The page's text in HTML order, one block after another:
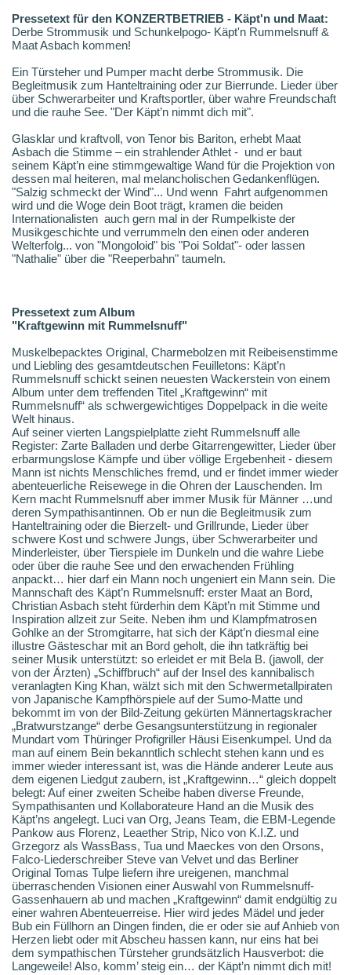
Pressetext für den KONZERTBETRIEB - Käpt'n und Maat:
Derbe Strommusik und Schunkelpogo- Käpt'n Rummelsnuff &
Maat Asbach kommen!
Ein Türsteher und Pumper macht derbe Strommusik. Die
Begleitmusik zum Hanteltraining oder zur Bierrunde. Lieder über
über Schwerarbeiter und Kraftsportler, über wahre Freundschaft
und die rauhe See. "Der Käpt’n nimmt dich mit".
Glasklar und kraftvoll, von Tenor bis Bariton, erhebt Maat
Asbach die Stimme – ein strahlender Athlet - und er baut
seinem Käpt’n eine stimmgewaltige Wand für die Projektion von
dessen mal heiteren, mal melancholischen Gedankenflügen.
"Salzig schmeckt der Wind"... Und wenn Fahrt aufgenommen
wird und die Woge dein Boot trägt, kramen die beiden
Internationalisten auch gern mal in der Rumpelkiste der
Musikgeschichte und verrummeln den einen oder anderen
Welterfolg... von "Mongoloid" bis "Poi Soldat"- oder lassen
"Nathalie" über die "Reeperbahn" taumeln.
Pressetext zum Album
"Kraftgewinn mit Rummelsnuff"
Muskelbepacktes Original, Charmebolzen mit Reibeisenstimme
und Liebling des gesamtdeutschen Feuilletons: Käpt’n
Rummelsnuff schickt seinen neuesten Wackerstein von einem
Album unter dem treffenden Titel „Kraftgewinn“ mit
Rummelsnuff“ als schwergewichtiges Doppelpack in die weite
Welt hinaus.
Auf seiner vierten Langspielplatte zieht Rummelsnuff alle
Register: Zarte Balladen und derbe Gitarrengewitter, Lieder über
erbarmungslose Kämpfe und über völlige Ergebenheit - diesem
Mann ist nichts Menschliches fremd, und er findet immer wieder
abenteuerliche Reisewege in die Ohren der Lauschenden. Im
Kern macht Rummelsnuff aber immer Musik für Männer …und
deren Sympathisantinnen. Ob er nun die Begleitmusik zum
Hanteltraining oder die Bierzelt- und Grillrunde, Lieder über
schwere Kost und schwere Jungs, über Schwerarbeiter und
Minderleister, über Tierspiele im Dunkeln und die wahre Liebe
oder über die rauhe See und den erwachenden Frühling
anpackt… hier darf ein Mann noch ungeniert ein Mann sein. Die
Mannschaft des Käpt’n Rummelsnuff: erster Maat an Bord,
Christian Asbach steht fürderhin dem Käpt’n mit Stimme und
Inspiration allzeit zur Seite. Neben ihm und Klampfmatrosen
Gohlke an der Stromgitarre, hat sich der Käpt’n diesmal eine
illustre Gästeschar mit an Bord geholt, die ihn tatkräftig bei
seiner Musik unterstützt: so erleidet er mit Bela B. (jawoll, der
von der Ärzten) „Schiffbruch“ auf der Insel des kannibalisch
veranlagten King Khan, wälzt sich mit den Schwermetallpiraten
von Japanische Kampfhörspiele auf der Sumo-Matte und
bekommt im von der Bild-Zeitung gekürten Männertagskracher
„Bratwurstzange“ derbe Gesangsunterstützung in regionaler
Mundart vom Thüringer Profigriller Häusi Eisenkumpel. Und da
man auf einem Bein bekanntlich schlecht stehen kann und es
immer wieder interessant ist, was die Hände anderer Leute aus
dem eigenen Liedgut zaubern, ist „Kraftgewinn…“ gleich doppelt
belegt: Auf einer zweiten Scheibe haben diverse Freunde,
Sympathisanten und Kollaborateure Hand an die Musik des
Käpt’ns angelegt. Luci van Org, Jeans Team, die EBM-Legende
Pankow aus Florenz, Leaether Strip, Nico von K.I.Z. und
Grzegorz als WassBass, Tua und Maeckes von den Orsons,
Falco-Liederschreiber Steve van Velvet und das Berliner
Original Tomas Tulpe liefern ihre ureigenen, manchmal
überraschenden Visionen einer Auswahl von Rummelsnuff-
Gassenhauern ab und machen „Kraftgewinn“ damit endgültig zu
einer wahren Abenteuerreise. Hier wird jedes Mädel und jeder
Bub ein Füllhorn an Dingen finden, die er oder sie auf Anhieb von
Herzen liebt oder mit Abscheu hassen kann, nur eins hat bei
dem sympathischen Türsteher grundsätzlich Hausverbot: die
Langeweile! Also, komm’ steig ein… der Käpt’n nimmt dich mit!